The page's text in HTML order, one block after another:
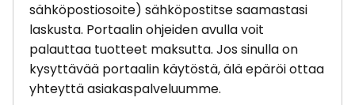
sähköpostiosoite) sähköpostitse saamastasi
laskusta. Portaalin ohjeiden avulla voit
palauttaa tuotteet maksutta. Jos sinulla on
kysyttävää portaalin käytöstä, älä epäröi ottaa
yhteyttä asiakaspalveluumme.